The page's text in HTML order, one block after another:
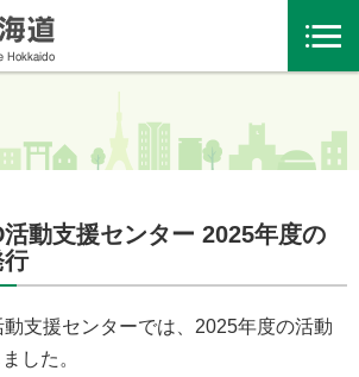
動支援センター 2025年度の
行
支援センターでは、2025年度の活動
した。